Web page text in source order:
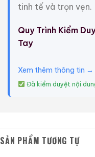
Giới Thiệu Một Số
tinh tế và trọn vẹn.
Quy Trình Kiểm
Tay
Xem thêm thông tin →
Đã kiểm duyệt nội
SẢN PHẨM TƯƠNG TỰ